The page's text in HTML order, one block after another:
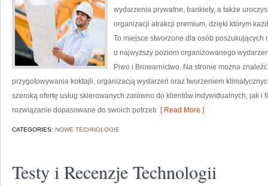
wydarzenia prywatne, bankiety, a także
organizacji atrakcji premium, dzięki którym
To miejsce stworzone dla osób
o najwyższy poziom organizowanego
Piwo i Browarnictwo. Na stronie można
przygotowywania koktajli, organizacją wydarzeń oraz tworzeniem
szeroką ofertę usług skierowanych zarówno do klientów indywidualnych, jak i
rozwiązanie dopasowane do swoich potrzeb [ Read More ]
CATEGORIES: NOWE TECHNOLOGIE
Testy i Recenzje Technologii